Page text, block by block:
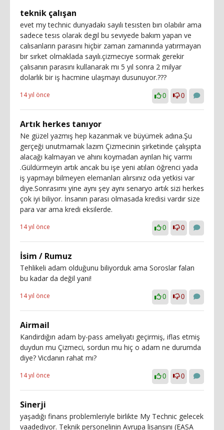
teknik çalışan
evet my technic dunyadakı sayılı tesısten bırı olabılır ama
sadece tesıs olarak degıl bu sevıyede bakım yapan ve
calısanların parasını hiçbir zaman zamanında yatırmayan
bır sırket olmaklada sayılı.çizmecıye sormak gerekir
çalısanın parasını kullanarak mı 5 yıl sonra 2 milyar
dolarlık bir iş hacmine ulaşmayı dusunuyor.???
14 yıl önce 0 0
Artık herkes tanıyor
Ne güzel yazmış hep kazanmak ve büyümek adına.Şu
gerçeği unutmamak lazım Çizmecinin şirketinde çalışıpta
alacağı kalmayan ve ahını koymadan ayrılan hiç varmı
.Güldürmeyin artık ancak bu işe yeni atılan öğrenci yada
iş yapmayı bilmeyen elemanları alırsınız oda yetkisi var
diye.Sonrasımı yine aynı şey aynı senaryo artık sizi herkes
çok iyi biliyor. İnsanın parası olmasada kredisi vardır size
para var ama kredi eksilerde.
14 yıl önce 0 0
İsim / Rumuz
Tehlikeli adam olduğunu biliyorduk ama Soroslar falan
bu kadar da değil yani!
14 yıl önce 0 0
Airmail
Kandirdığın adam by-pass ameliyatı geçirmiş, iflas etmiş
duydun mu Çizmeci, sordun mu hiç o adam ne durumda
diye? Vicdanın rahat mı?
14 yıl önce 0 0
Sinerji
yaşadığı finans problemleriyle birlikte My Technic gelecek
vaadediyor. Teknik personelinin Avrupa lisansını (EASA